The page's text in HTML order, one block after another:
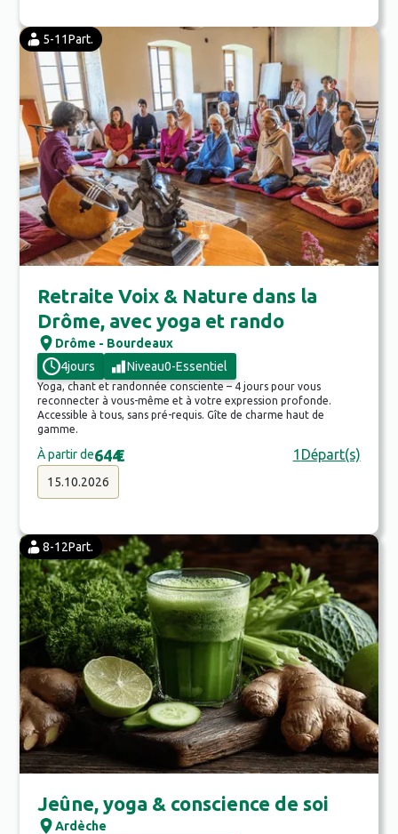
5-11Part.
Retraite Voix & Nature dans la
Drôme, avec yoga et rando
Drôme - Bourdeaux
4jours Niveau0-Essentiel
Yoga, chant et randonnée consciente – 4 jours pour vous
reconnecter à vous-même et à votre expression profonde.
Accessible à tous, sans pré-requis. Gîte de charme haut de
gamme.
À partir de644€ 1 Départ(s)
15.10.2026
8-12Part.
Jeûne, yoga & conscience de soi
Ardèche